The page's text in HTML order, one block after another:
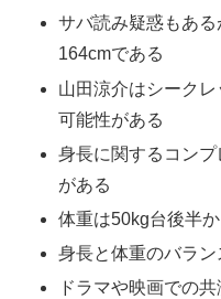
サバ読み疑惑もあ
164cmである
山田涼介はシーク
可能性がある
身長に関するコン
がある
体重は50kg台後半
身長と体重のバラ
ドラマや映画での